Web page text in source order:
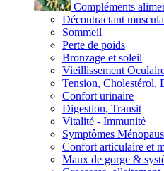
Compléments
Décontractant
Sommeil
Perte de poids
Bronzage et soleil
Vieillissement
Tension, Cholestérol,
Confort urinaire
Digestion, Transit
Vitalité - Immunité
Symptômes
Confort articulaire et
Maux de gorge &